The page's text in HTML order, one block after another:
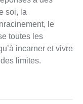
soi, la
le
toutes les
incarner et vivre
limites.